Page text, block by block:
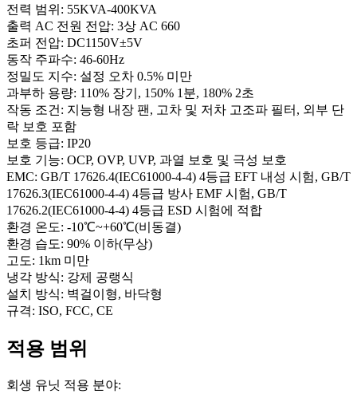
전력 범위: 55KVA-400KVA
출력 AC 전원 전압: 3상 AC 660
초퍼 전압: DC1150V±5V
동작 주파수: 46-60Hz
정밀도 지수: 설정 오차 0.5% 미만
과부하 용량: 110% 장기, 150% 1분, 180% 2초
작동 조건: 지능형 내장 팬, 고차 및 저차 고조파 필터, 외부 단
락 보호 포함
보호 등급: IP20
보호 기능: OCP, OVP, UVP, 과열 보호 및 극성 보호
EMC: GB/T 17626.4(IEC61000-4-4) 4등급 EFT 내성 시험, GB/T
17626.3(IEC61000-4-4) 4등급 방사 EMF 시험, GB/T
17626.2(IEC61000-4-4) 4등급 ESD 시험에 적합
환경 온도: -10℃~+60℃(비동결)
환경 습도: 90% 이하(무상)
고도: 1km 미만
냉각 방식: 강제 공랭식
설치 방식: 벽걸이형, 바닥형
규격: ISO, FCC, CE
적용 범위
회생 유닛 적용 분야: